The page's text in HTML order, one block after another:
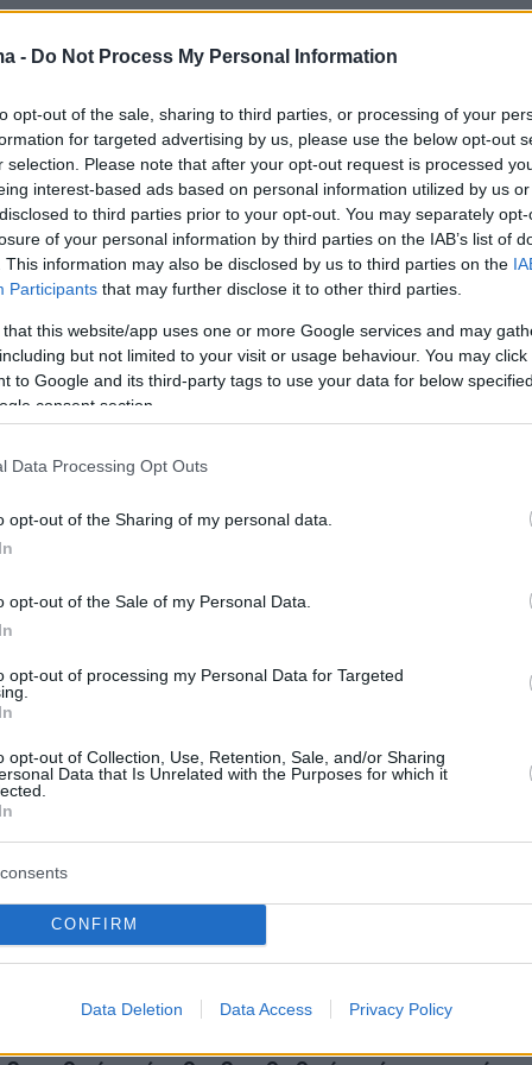
- Do Not Process My Personal Information
opt-out of the sale, sharing to third parties, or processing of your
for targeted advertising by us, please use the below opt-out
selection. Please note that after your opt-out request is processed
interest-based ads based on personal information utilized by us
to third parties prior to your opt-out. You may separately
of your personal information by third parties on the IAB’s list of
This information may also be disclosed by us to third parties on the
Participants that may further disclose it to other third parties.
that this website/app uses one or more Google services and may
but not limited to your visit or usage behaviour. You may
to Google and its third-party tags to use your data for below
consent section.
Data Processing Opt Outs
opt-out of the Sharing of my personal data.
opt-out of the Sale of my Personal Data.
opt-out of processing my Personal Data for Targeted
opt-out of Collection, Use, Retention, Sale, and/or Sharing
Data that Is Unrelated with the Purposes for which it
CONFIRM
Data Deletion Data Access Privacy Policy
του κόμματος τωνΧριστιανοδημοκρατών
Δεν πρέπει να επιτρέψουμε στον εαυτό μας
από την απειλή αυτή. Αυτή είναι η τέχνη του
τίποτα που θα οδηγούσε σε μια ακόμη
Αλλά η χρήσηπυρηνικών όπλωνθα
«κόκκινη γραμμή». Και με τις απειλές του
χρήση αυτών των όπλων, ο Πούτιν
εδώ και καιρό αυτή την κόκκινη γραμμή».
Γερμανίας, Σοσιαλδημοκράτης
αυτή την εποχή και να φέρω το βάρος αυτής
υποχωρείς. Πάντα τα πήγαινα καλά στη
Όχι, δεν θα με εκβιάσουν».
να συνειδητοποιήσει όσο οδυνηρό κι αν
ότι, ο στρατός του δεν είναι τόσο
όσο νόμιζε ότι θα ήταν. (…) Πρέπει να
ότι ο
φαίνεται να υπολογίζει ότι εμείς θα κάνουμε
υπόψη τις απειλές του. Αυτό δεν μας
Πρέπει να καταλάβουμε ότι αυτός ο πόλεμος
μας υπόθεση!».